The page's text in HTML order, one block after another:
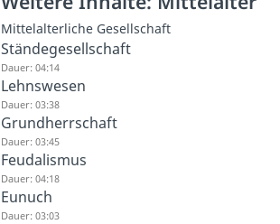
Mittelalterliche Gesellschaft
Ständegesellschaft
Dauer: 04:14
Lehnswesen
Dauer: 03:38
Grundherrschaft
Dauer: 03:45
Feudalismus
Dauer: 04:18
Eunuch
Dauer: 03:03